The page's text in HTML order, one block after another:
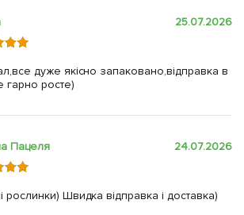
25.07.2026
дуже якісно запаковано,відправка в
гарно росте)
Пацеля 24.07.2026
Швидка відправка і доставка)